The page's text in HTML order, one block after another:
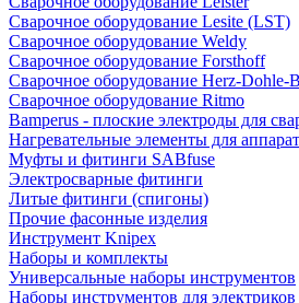
Сварочное оборудование Lesite (LST)
Сварочное оборудование Weldy
Сварочное оборудование Forsthoff
Сварочное оборудование Herz-Dohle-
Сварочное оборудование Ritmo
Bamperus - плоские электроды для
Нагревательные элементы для
Муфты и фитинги SABfuse
Электросварные фитинги
Литые фитинги (спигоны)
Прочие фасонные изделия
Инструмент Knipex
Наборы и комплекты
Универсальные наборы инструментов
Наборы инструментов для электриков